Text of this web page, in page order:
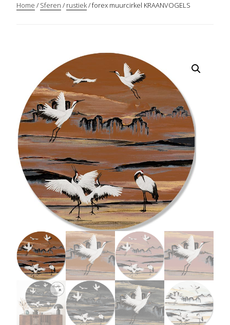
Home / Sferen / rustiek/ forex muurcirkel KRAANVOGELS